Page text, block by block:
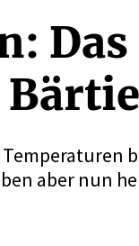
aber nun